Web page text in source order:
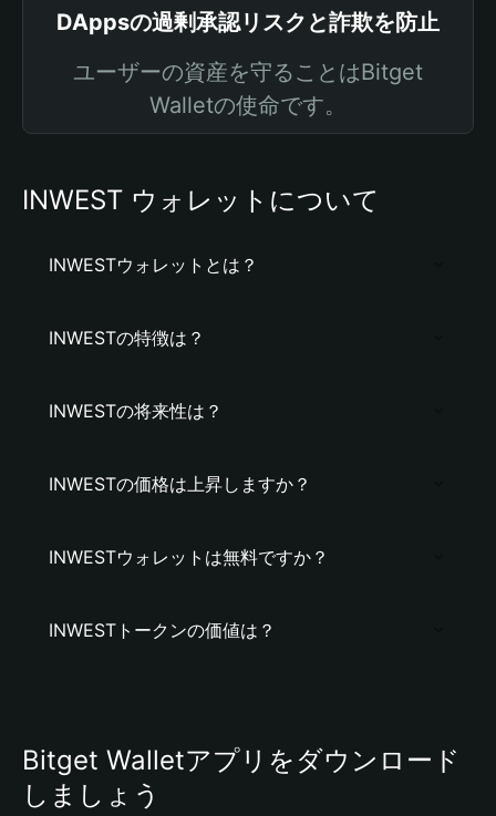
DAppsの過剰承認リスクと詐欺を防止
ユーザーの資産を守ることはBitget
Walletの使命です。
INWEST ウォレットについて
INWESTウォレットとは？
INWESTの特徴は？
INWESTの将来性は？
INWESTの価格は上昇しますか？
INWESTウォレットは無料ですか？
INWESTトークンの価値は？
Bitget Walletアプリをダウンロード
しましょう